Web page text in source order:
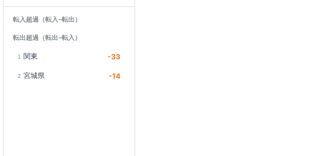
転入超過（転入−転出）
転出超過（転出−転入）
1 関東 -33
2 宮城県 -14